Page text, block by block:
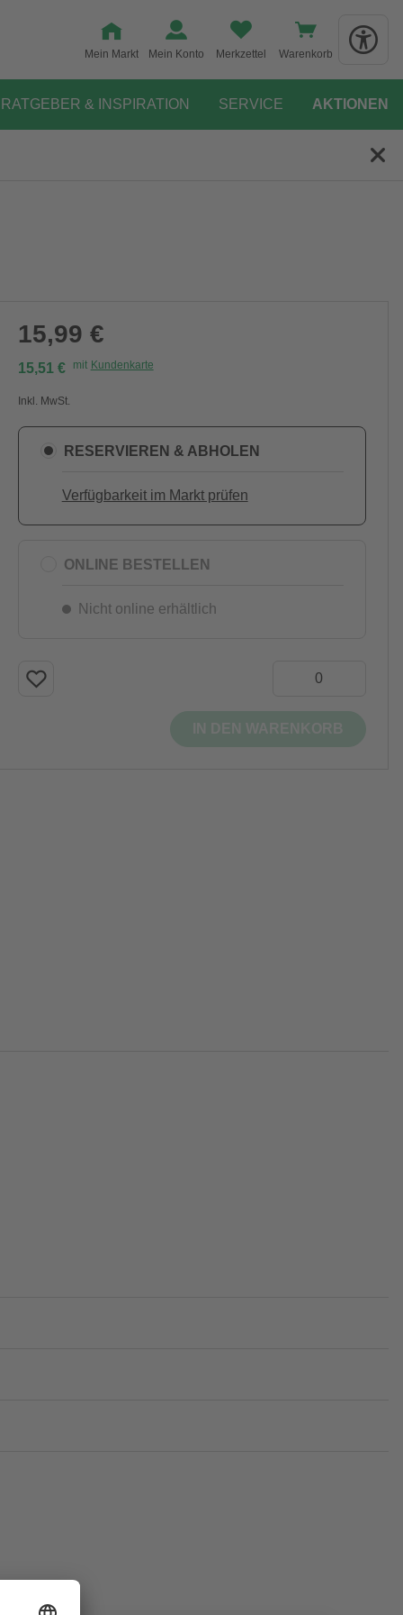
Mein Markt Mein Konto Merkzettel Warenkorb
RATGEBER & INSPIRATION SERVICE AKTIONEN
15,99 €
15,51 € mit Kundenkarte
Inkl. MwSt.
RESERVIEREN & ABHOLEN
Verfügbarkeit im Markt prüfen
ONLINE BESTELLEN
Nicht online erhältlich